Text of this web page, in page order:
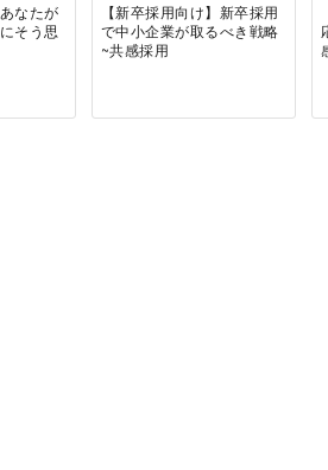
なたが
そう思
【新卒採用向け】新卒採用
で中小企業が取るべき戦略
~共感採用